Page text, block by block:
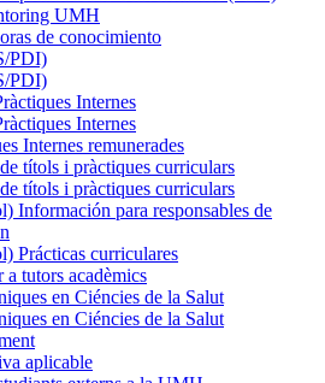
UMH
de conocimiento
PDI)
PDI)
Internes
Internes
Internes remunerades
títols i pràctiques curriculars
títols i pràctiques curriculars
Información para responsables de
Prácticas curriculares
tutors acadèmics
en Ciéncies de la Salut
en Ciéncies de la Salut
aplicable